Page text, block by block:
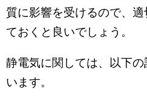
質に影響を受けるので、
ておくと良いでしょう。
静電気に関しては、以下
います。